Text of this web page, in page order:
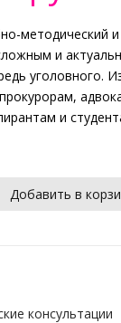
методический
и
уголовного.
и
консультации